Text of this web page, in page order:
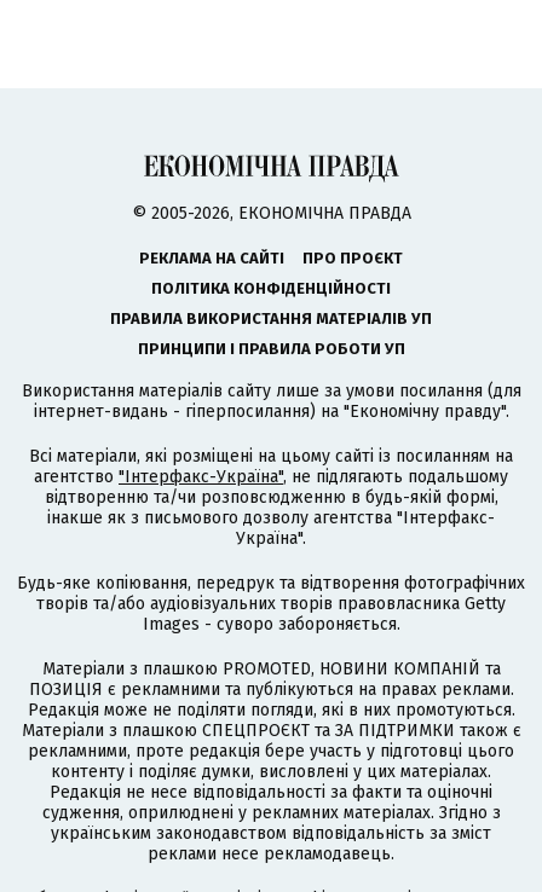
© 2005-2026, ЕКОНОМІЧНА ПРАВДА
РЕКЛАМА НА САЙТІ
ПРО ПРОЄКТ
ПОЛІТИКА КОНФІДЕНЦІЙНОСТІ
ПРАВИЛА ВИКОРИСТАННЯ МАТЕРІАЛІВ УП
ПРИНЦИПИ І ПРАВИЛА РОБОТИ УП
Використання матеріалів сайту лише за умови посилання (для
інтернет-видань - гіперпосилання) на "Економічну правду".
Всі матеріали, які розміщені на цьому сайті із посиланням на
агентство "Інтерфакс-Україна", не підлягають подальшому
відтворенню та/чи розповсюдженню в будь-якій формі,
інакше як з письмового дозволу агентства "Інтерфакс-
Україна".
Будь-яке копіювання, передрук та відтворення фотографічних
творів та/або аудіовізуальних творів правовласника Getty
Images - суворо забороняється.
Матеріали з плашкою PROMOTED, НОВИНИ КОМПАНІЙ та
ПОЗИЦІЯ є рекламними та публікуються на правах реклами.
Редакція може не поділяти погляди, які в них промотуються.
Матеріали з плашкою СПЕЦПРОЄКТ та ЗА ПІДТРИМКИ також є
рекламними, проте редакція бере участь у підготовці цього
контенту і поділяє думки, висловлені у цих матеріалах.
Редакція не несе відповідальності за факти та оціночні
судження, оприлюднені у рекламних матеріалах. Згідно з
українським законодавством відповідальність за зміст
реклами несе рекламодавець.